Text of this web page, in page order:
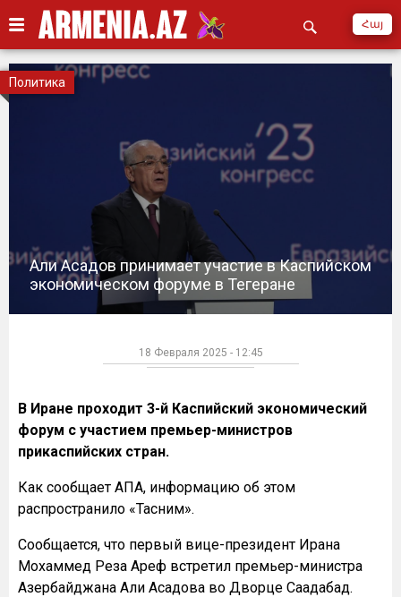
Հայ
Али Асадов принимает участие в Каспийском
экономическом форуме в Тегеране
Политика
18 Февраля 2025 - 12:45
В Иране проходит 3-й Каспийский экономический
форум с участием премьер-министров
прикаспийских стран.
Как сообщает АПА, информацию об этом
распространило «Тасним».
Сообщается, что первый вице-президент Ирана
Мохаммед Реза Ареф встретил премьер-министра
Азербайджана Али Асадова во Дворце Саадабад.